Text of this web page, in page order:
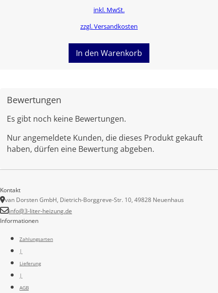
inkl. MwSt.
zzgl. Versandkosten
In den Warenkorb
Bewertungen
Es gibt noch keine Bewertungen.
Nur angemeldete Kunden, die dieses Produkt gekauft
haben, dürfen eine Bewertung abgeben.
Informationen
Zahlungsarten
|
Lieferung
|
AGB
Kontakt
van Dorsten GmbH, Dietrich-Borggreve-Str. 10, 49828 Neuenhaus
info@3-liter-heizung.de